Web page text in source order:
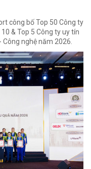
công bố Top 50 Công ty
& Top 5 Công ty uy tín
nghệ năm 2026.